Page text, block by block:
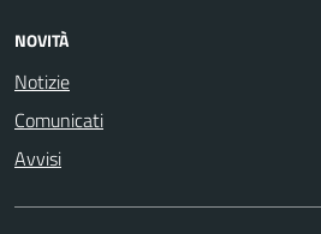
NOVITÀ
Notizie
Comunicati
Avvisi